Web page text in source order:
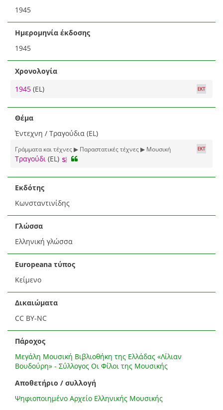
1945
Ημερομηνία έκδοσης
1945
Χρονολογία
1945 (EL)
Θέμα
Έντεχνη / Τραγούδια (EL)
Γράμματα και τέχνες ▶ Παραστατικές τέχνες ▶ Μουσική
Τραγούδι (EL)
Εκδότης
Κωνσταντινίδης
Γλώσσα
Ελληνική γλώσσα
Europeana τύπος
Κείμενο
Δικαιώματα
CC BY-NC
Πάροχος
Μεγάλη Μουσική Βιβλιοθήκη της Ελλάδας «Λίλιαν
Βουδούρη» - Σύλλογος Οι Φίλοι της Μουσικής
Αποθετήριο / συλλογή
Ψηφιοποιημένο Αρχείο Ελληνικής Μουσικής